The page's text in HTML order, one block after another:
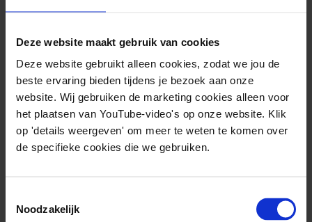
Deze website maakt gebruik van cookies
Deze website gebruikt alleen cookies, zodat we jou de
beste ervaring bieden tijdens je bezoek aan onze
website. Wij gebruiken de marketing cookies alleen voor
het plaatsen van YouTube-video's op onze website. Klik
op 'details weergeven' om meer te weten te komen over
de specifieke cookies die we gebruiken.
Noodzakelijk
42.768 ~ 55.728
Solliciteer direct